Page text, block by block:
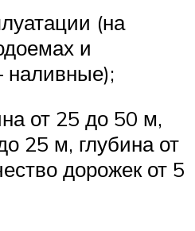
(на
и
наливные);
от 25 до 50 м,
25 м, глубина от
дорожек от 5